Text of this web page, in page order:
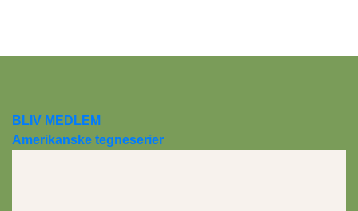
BLIV MEDLEM
Amerikanske tegneserier